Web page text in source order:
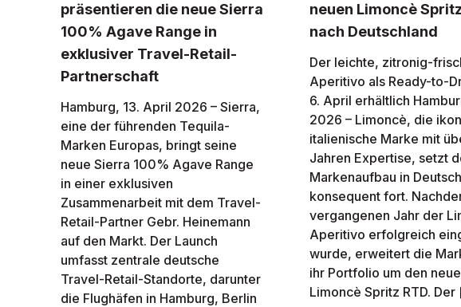
präsentieren die neue Sierra
100% Agave Range in
exklusiver Travel-Retail-
Partnerschaft
Hamburg, 13. April 2026 – Sierra,
eine der führenden Tequila-
Marken Europas, bringt seine
neue Sierra 100% Agave Range
in einer exklusiven
Zusammenarbeit mit dem Travel-
Retail-Partner Gebr. Heinemann
auf den Markt. Der Launch
umfasst zentrale deutsche
Travel-Retail-Standorte, darunter
die Flughäfen in Hamburg, Berlin
neuen Limoncè
nach Deutschland
Der leichte, zitronig-
Aperitivo als Ready-to-
6. April erhältlich
2026 – Limoncè, die
italienische Marke mit
Jahren Expertise, setzt
Markenaufbau in
konsequent fort.
vergangenen Jahr der
Aperitivo erfolgreich
wurde, erweitert die
ihr Portfolio um den
Limoncè Spritz RTD.